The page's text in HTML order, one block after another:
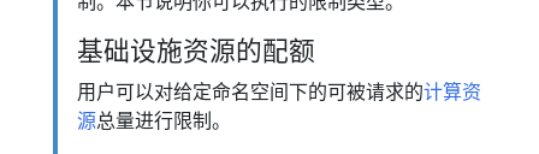
基础设施资源的配额
用户可以对给定命名空间下的可被请求的计算资
源总量进行限制。